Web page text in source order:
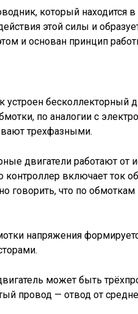
который находится
этой силы и
и основан принцип
бесколлекторный
по аналогии с
трехфазными.
двигатели работают от
контроллер включает ток
говорить, что по
напряжения
может быть
провод — отвод от